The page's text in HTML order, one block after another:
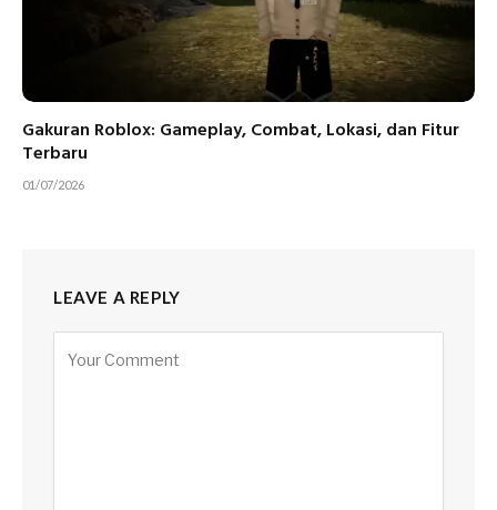
Gakuran Roblox: Gameplay, Combat, Lokasi, dan Fitur
Terbaru
01/07/2026
LEAVE A REPLY